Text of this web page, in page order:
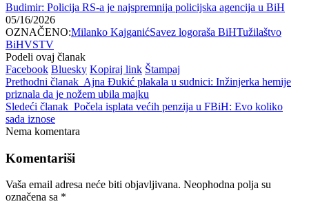
Budimir: Policija RS-a je najspremnija policijska agencija u BiH
05/16/2026
OZNAČENO:Milanko KajganićSavez logoraša BiHTužilaštvo
BiHVSTV
Podeli ovaj članak
Facebook Bluesky Kopiraj link Štampaj
Prethodni članak Ajna Đukić plakala u sudnici: Inžinjerka hemije
priznala da je nožem ubila majku
Sledeći članak Počela isplata većih penzija u FBiH: Evo koliko
sada iznose
Nema komentara
Komentariši
Vaša email adresa neće biti objavljivana. Neophodna polja su
označena sa *